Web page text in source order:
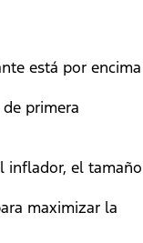
está por encima
primera
inflador, el tamaño
maximizar la